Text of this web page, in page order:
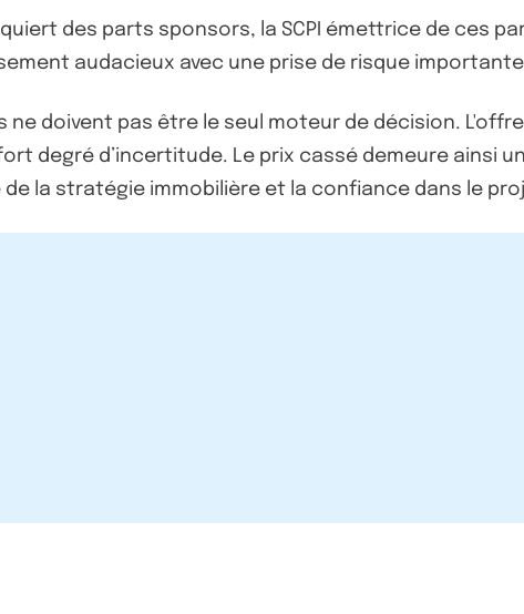
des parts sponsors, la SCPI émettrice de ces
audacieux avec une prise de risque
ne doivent pas être le seul moteur de décision.
degré d’incertitude. Le prix cassé demeure ainsi
de la stratégie immobilière et la confiance dans le